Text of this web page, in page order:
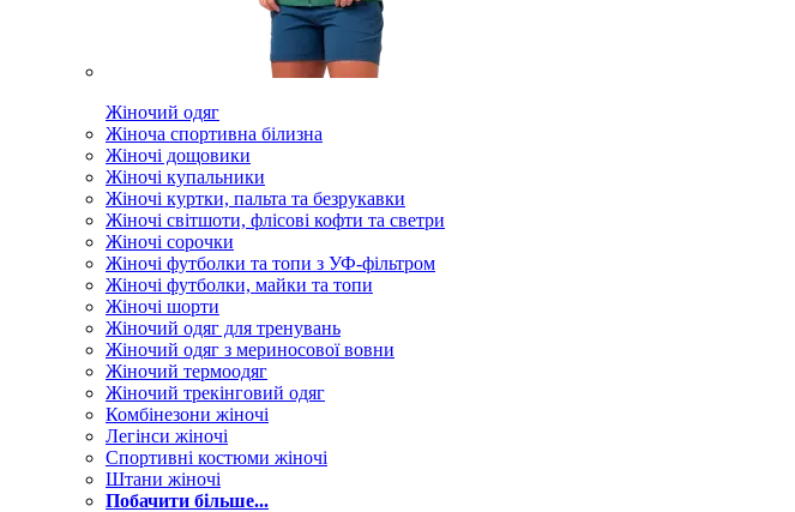
Жіночий одяг
Жіноча спортивна білизна
Жіночі дощовики
Жіночі купальники
Жіночі куртки, пальта та безрукавки
Жіночі світшоти, флісові кофти та светри
Жіночі сорочки
Жіночі футболки та топи з УФ-фільтром
Жіночі футболки, майки та топи
Жіночі шорти
Жіночий одяг для тренувань
Жіночий одяг з мериносової вовни
Жіночий термоодяг
Жіночий трекінговий одяг
Комбінезони жіночі
Легінси жіночі
Спортивні костюми жіночі
Штани жіночі
Побачити більше...